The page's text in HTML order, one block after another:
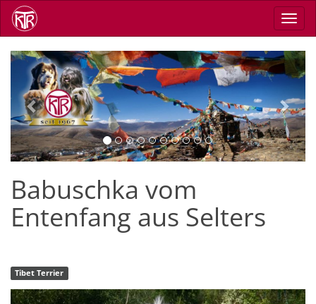
Skip
main
Previous Next
Babuschka vom
Entenfang aus Selters
Tibet Terrier